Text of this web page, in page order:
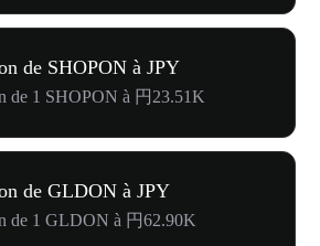
de SHOPON à JPY
de 1 SHOPON à 円23.51K
de GLDON à JPY
de 1 GLDON à 円62.90K